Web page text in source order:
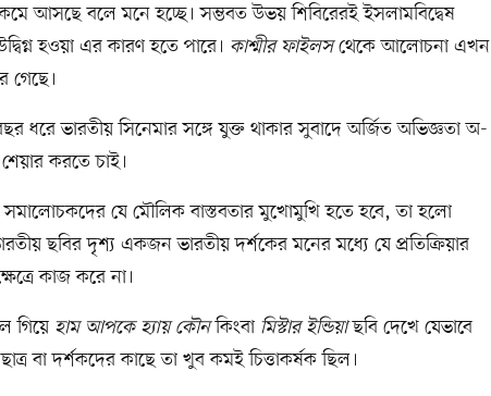
আসছে বলে মনে হচ্ছে। সম্ভবত উভয় শিবিরেরই ইসলামবিদ্বেষ
হওয়া এর কারণ হতে পারে। কাশ্মীর ফাইলসথেকে আলোচনা এখন
গেছে।
ধরে ভারতীয় সিনেমার সঙ্গে যুক্ত থাকার সুবাদে অর্জিত অভিজ্ঞতা অ-
শেয়ার করতে চাই।
ও সমালোচকদের যে মৌলিক বাস্তবতার মুখোমুখি হতে হবে, তা হলো
ছবির দৃশ্য একজন ভারতীয় দর্শকের মনের মধ্যে যে প্রতিক্রিয়ার
কাজ করে না।
গিয়ে হাম আপকে হ্যায় কৌনকিংবা মিস্টার ইন্ডিয়াছবি দেখে যেভাবে
বা দর্শকদের কাছে তা খুব কমই চিত্তাকর্ষক ছিল।